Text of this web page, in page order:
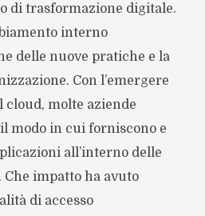
di trasformazione digitale.
interno
delle nuove pratiche e la
Con l’emergere
cloud, molte aziende
modo in cui forniscono e
all’interno delle
impatto ha avuto
di accesso